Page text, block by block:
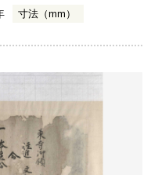
寸法（mm）